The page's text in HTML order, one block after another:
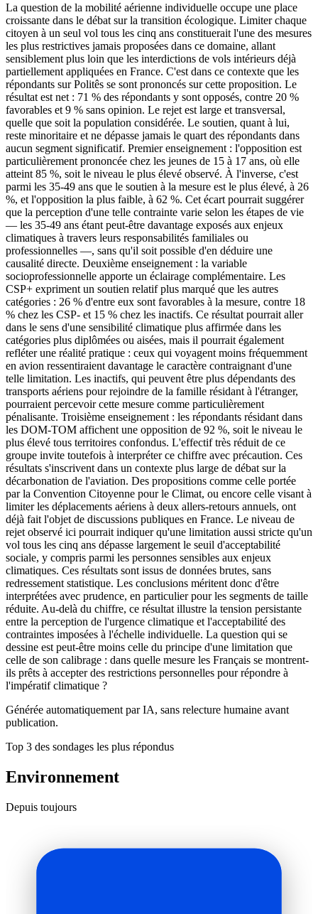
La question de la mobilité aérienne individuelle occupe une place
croissante dans le débat sur la transition écologique. Limiter chaque
citoyen à un seul vol tous les cinq ans constituerait l'une des mesures
les plus restrictives jamais proposées dans ce domaine, allant
sensiblement plus loin que les interdictions de vols intérieurs déjà
partiellement appliquées en France. C'est dans ce contexte que les
répondants sur Politês se sont prononcés sur cette proposition. Le
résultat est net : 71 % des répondants y sont opposés, contre 20 %
favorables et 9 % sans opinion. Le rejet est large et transversal,
quelle que soit la population considérée. Le soutien, quant à lui,
reste minoritaire et ne dépasse jamais le quart des répondants dans
aucun segment significatif. Premier enseignement : l'opposition est
particulièrement prononcée chez les jeunes de 15 à 17 ans, où elle
atteint 85 %, soit le niveau le plus élevé observé. À l'inverse, c'est
parmi les 35-49 ans que le soutien à la mesure est le plus élevé, à 26
%, et l'opposition la plus faible, à 62 %. Cet écart pourrait suggérer
que la perception d'une telle contrainte varie selon les étapes de vie
— les 35-49 ans étant peut-être davantage exposés aux enjeux
climatiques à travers leurs responsabilités familiales ou
professionnelles —, sans qu'il soit possible d'en déduire une
causalité directe. Deuxième enseignement : la variable
socioprofessionnelle apporte un éclairage complémentaire. Les
CSP+ expriment un soutien relatif plus marqué que les autres
catégories : 26 % d'entre eux sont favorables à la mesure, contre 18
% chez les CSP- et 15 % chez les inactifs. Ce résultat pourrait aller
dans le sens d'une sensibilité climatique plus affirmée dans les
catégories plus diplômées ou aisées, mais il pourrait également
refléter une réalité pratique : ceux qui voyagent moins fréquemment
en avion ressentiraient davantage le caractère contraignant d'une
telle limitation. Les inactifs, qui peuvent être plus dépendants des
transports aériens pour rejoindre de la famille résidant à l'étranger,
pourraient percevoir cette mesure comme particulièrement
pénalisante. Troisième enseignement : les répondants résidant dans
les DOM-TOM affichent une opposition de 92 %, soit le niveau le
plus élevé tous territoires confondus. L'effectif très réduit de ce
groupe invite toutefois à interpréter ce chiffre avec précaution. Ces
résultats s'inscrivent dans un contexte plus large de débat sur la
décarbonation de l'aviation. Des propositions comme celle portée
par la Convention Citoyenne pour le Climat, ou encore celle visant à
limiter les déplacements aériens à deux allers-retours annuels, ont
déjà fait l'objet de discussions publiques en France. Le niveau de
rejet observé ici pourrait indiquer qu'une limitation aussi stricte qu'un
vol tous les cinq ans dépasse largement le seuil d'acceptabilité
sociale, y compris parmi les personnes sensibles aux enjeux
climatiques. Ces résultats sont issus de données brutes, sans
redressement statistique. Les conclusions méritent donc d'être
interprétées avec prudence, en particulier pour les segments de taille
réduite. Au-delà du chiffre, ce résultat illustre la tension persistante
entre la perception de l'urgence climatique et l'acceptabilité des
contraintes imposées à l'échelle individuelle. La question qui se
dessine est peut-être moins celle du principe d'une limitation que
celle de son calibrage : dans quelle mesure les Français se montrent-
ils prêts à accepter des restrictions personnelles pour répondre à
l'impératif climatique ?
Générée automatiquement par IA, sans relecture humaine avant
publication.
Top 3 des sondages les plus répondus
Environnement
Depuis toujours